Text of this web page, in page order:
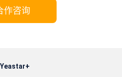
作咨询